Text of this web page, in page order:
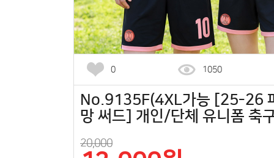
0 1050
No.9135F(4XL가능 [25-26
망 써드] 개인/단체 유니폼 축
20,000